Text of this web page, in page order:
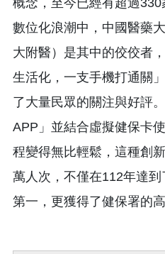
概念，至今已經有超過
數位化浪潮中，中國醫藥
大附醫）是其中的佼佼者
生活化，一支手機打通關
了大量民眾的關注與好評
APP」並結合虛擬健保卡
程變得無比輕鬆，這種創
萬人次，不僅在112年達
第一，更獲得了健保署的高